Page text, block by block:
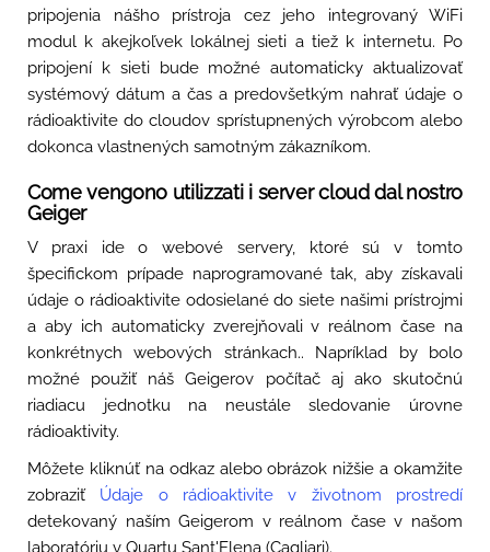
pripojenia nášho prístroja cez jeho integrovaný WiFi
modul k akejkoľvek lokálnej sieti a tiež k internetu. Po
pripojení k sieti bude možné automaticky aktualizovať
systémový dátum a čas a predovšetkým nahrať údaje o
rádioaktivite do cloudov sprístupnených výrobcom alebo
dokonca vlastnených samotným zákazníkom.
Come vengono utilizzati i server cloud dal nostro
Geiger
V praxi ide o webové servery, ktoré sú v tomto
špecifickom prípade naprogramované tak, aby získavali
údaje o rádioaktivite odosielané do siete našimi prístrojmi
a aby ich automaticky zverejňovali v reálnom čase na
konkrétnych webových stránkach.. Napríklad by bolo
možné použiť náš Geigerov počítač aj ako skutočnú
riadiacu jednotku na neustále sledovanie úrovne
rádioaktivity.
Môžete kliknúť na odkaz alebo obrázok nižšie a okamžite
zobraziť Údaje o rádioaktivite v životnom prostredí
detekovaný naším Geigerom v reálnom čase v našom
laboratóriu v Quartu Sant'Elena (Cagliari).